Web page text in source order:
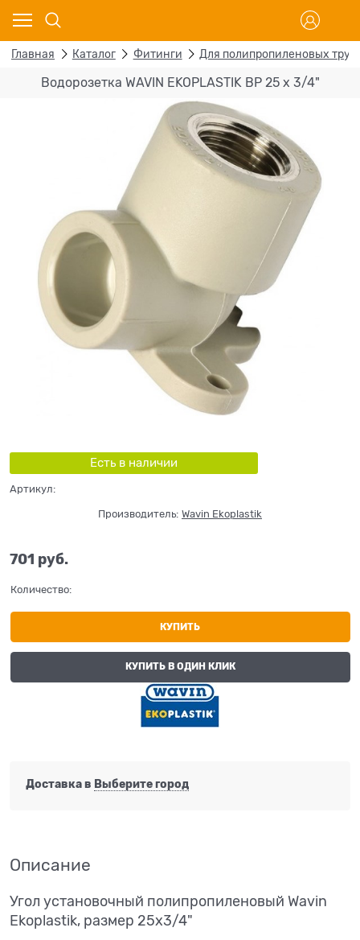
Главная Каталог Фитинги Для полипропиленовых труб
Водорозетка WAVIN EKOPLASTIK ВР 25 х 3/4"
Есть в наличии
Артикул:
Производитель: Wavin Ekoplastik
701 руб.
Количество:
КУПИТЬ
КУПИТЬ В ОДИН КЛИК
Доставка в Выберите город
Описание
Угол установочный полипропиленовый Wavin
Ekoplastik, размер 25x3/4"